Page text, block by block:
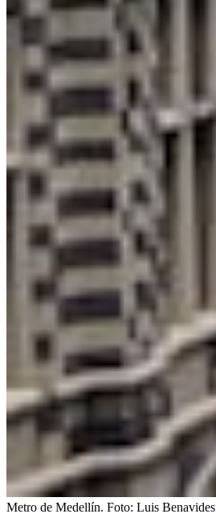
Metro de Medellín. Foto: Luis Benavides